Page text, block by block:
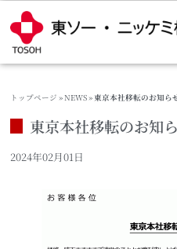
トップページ »NEWS» 東京本社移転のお知ら
東京本社移転のお知
2024年02月01日